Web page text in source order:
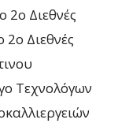
2o Διεθνές
Διεθνές
Τεχνολόγων